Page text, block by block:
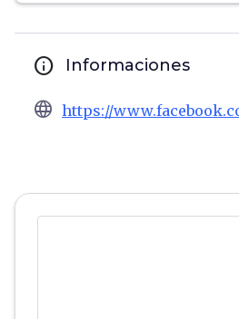
info Informaciones
language